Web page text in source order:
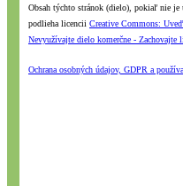
Obsah týchto stránok (dielo), pokiaľ nie je
podlieha licencii Creative Commons:
Nevyužívajte dielo komerčne - Zachovajte
Ochrana osobných údajov, GDPR a